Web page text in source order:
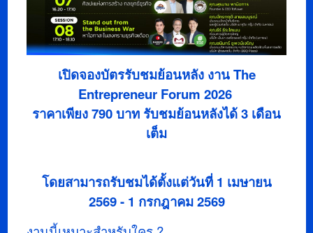
เปิดจองบัตรรับชมย้อนหลัง งาน The
Entrepreneur Forum 2026
ราคาเพียง 790 บาท รับชมย้อนหลังได้ 3 เดือน
เต็ม
โดยสามารถรับชมได้ตั้งแต่วันที่ 1 เมษายน
2569 - 1 กรกฎาคม 2569